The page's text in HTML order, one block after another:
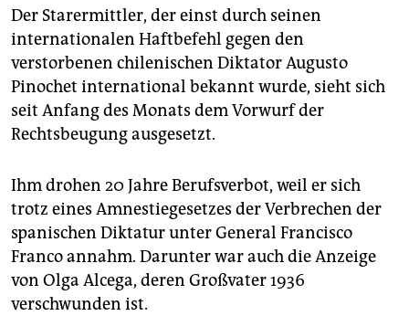
Der Starermittler, der einst durch seinen
internationalen Haftbefehl gegen den
verstorbenen chilenischen Diktator Augusto
Pinochet international bekannt wurde, sieht sich
seit Anfang des Monats dem Vorwurf der
Rechtsbeugung ausgesetzt.
Ihm drohen 20 Jahre Berufsverbot, weil er sich
trotz eines Amnestiegesetzes der Verbrechen der
spanischen Diktatur unter General Francisco
Franco annahm. Darunter war auch die Anzeige
von Olga Alcega, deren Großvater 1936
verschwunden ist.